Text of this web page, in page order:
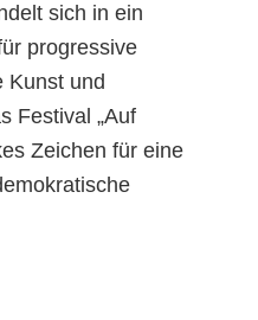
sich in ein
progressive
Kunst und
Festival „Auf
Zeichen für eine